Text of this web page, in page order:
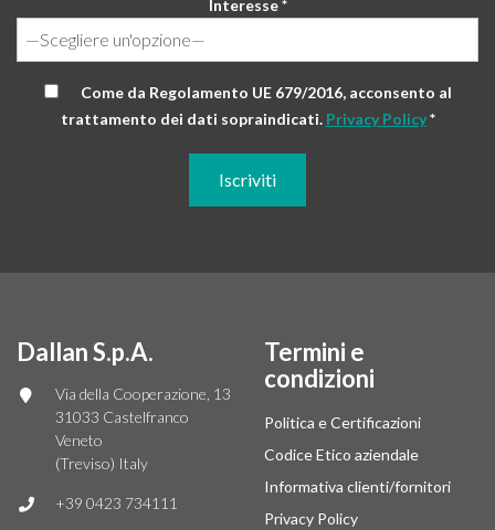
Interesse *
Come da Regolamento UE 679/2016, acconsento al
trattamento dei dati sopraindicati. Privacy Policy*
Dallan S.p.A.
Via della Cooperazione, 13
31033 Castelfranco
Veneto
(Treviso) Italy
+39 0423 734111
Termini e
condizioni
Politica e Certificazioni
Codice Etico aziendale
Informativa clienti/fornitori
Privacy Policy